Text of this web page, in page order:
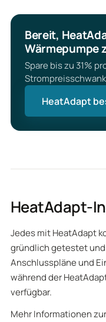
Bereit,
Wärmepumpe
Spare bis zu 31%
HeatAdapt
HeatAdapt-
Jedes mit HeatAdapt
gründlich getestet
Anschlusspläne und
während der
verfügbar.
Mehr Informationen